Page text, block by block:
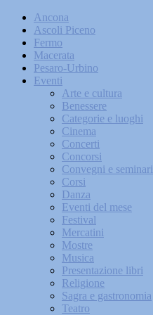
Ancona
Ascoli Piceno
Fermo
Macerata
Pesaro-Urbino
Eventi
Arte e cultura
Benessere
Categorie e luoghi
Cinema
Concerti
Concorsi
Convegni e seminari
Corsi
Danza
Eventi del mese
Festival
Mercatini
Mostre
Musica
Presentazione libri
Religione
Sagra e gastronomia
Teatro